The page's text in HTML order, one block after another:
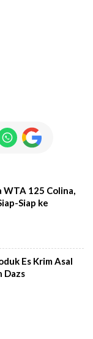
WTA 125 Colina,
Siap ke
Es Krim Asal
Dazs